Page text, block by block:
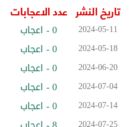
تاريخ النشر عدد الاعجابات
2024-05-11
0 - اعجاب
2024-05-18
0 - اعجاب
2024-06-20
0 - اعجاب
2024-07-04
0 - اعجاب
2024-07-14
0 - اعجاب